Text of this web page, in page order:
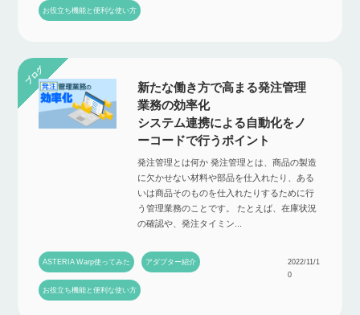
お役立ち機能と便利な使い方
新たな働き方で高まる発注管理
業務の効率化
システム連携による自動化をノ
ーコードで行うポイント
発注管理とは何か 発注管理とは、商品の製造
に欠かせない材料や部品を仕入れたり、ある
いは商品そのものを仕入れたりするために行
う管理業務のことです。 たとえば、在庫状況
の確認や、発注タイミン...
ASTERIA Warp使ってみた アダプター紹介
お役立ち機能と便利な使い方
2022/11/1
0